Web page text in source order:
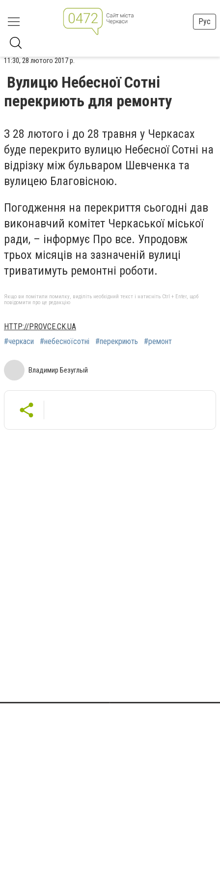
Рус
11:30, 28 лютого 2017 р.
Вулицю Небесної Сотні
перекриють для ремонту
З 28 лютого і до 28 травня у Черкасах
буде перекрито вулицю Небесної Сотні на
відрізку між бульваром Шевченка та
вулицею Благовісною.
Погодження на перекриття сьогодні дав
виконавчий комітет Черкаської міської
ради, – інформує Про все. Упродовж
трьох місяців на зазначеній вулиці
триватимуть ремонтні роботи.
Якщо ви помітили помилку, виділіть необхідний текст і натисніть Ctrl + Enter, щоб
повідомити про це редакцію
HTTP://PROVCE.CK.UA
#черкаси
#небесноїсотні #перекриють #ремонт
Владимир Безуглый